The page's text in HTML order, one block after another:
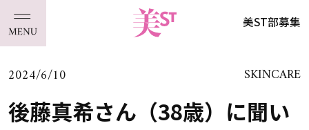
美ST部募集
2024/6/10 SKINCARE
後藤真希さん（38歳）に聞い